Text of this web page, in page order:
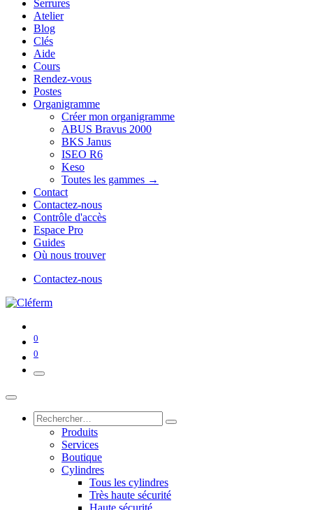
Serrures
Atelier
Blog
Clés
Aide
Cours
Rendez-vous
Postes
Organigramme
Créer mon organigramme
ABUS Bravus 2000
BKS Janus
ISEO R6
Keso
Toutes les gammes →
Contact
Contactez-nous
Contrôle d'accès
Espace Pro
Guides
Où nous trouver
Contactez-nous
0
0
Produits
Services
Boutique
Cylindres
Tous les cylindres
Très haute sécurité